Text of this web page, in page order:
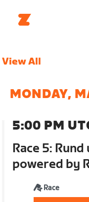
View All
MONDAY,
5:00 PM
Race 5:
powered by
Race